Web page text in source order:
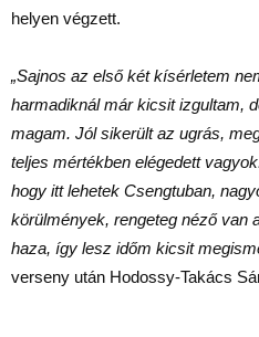
helyen végzett.
„Sajnos az első két kísérletem
harmadiknál már kicsit izgultam,
magam. Jól sikerült az ugrás,
teljes mértékben elégedett
hogy itt lehetek Csengtuban,
körülmények, rengeteg néző van
haza, így lesz időm kicsit
verseny után Hodossy-Takács